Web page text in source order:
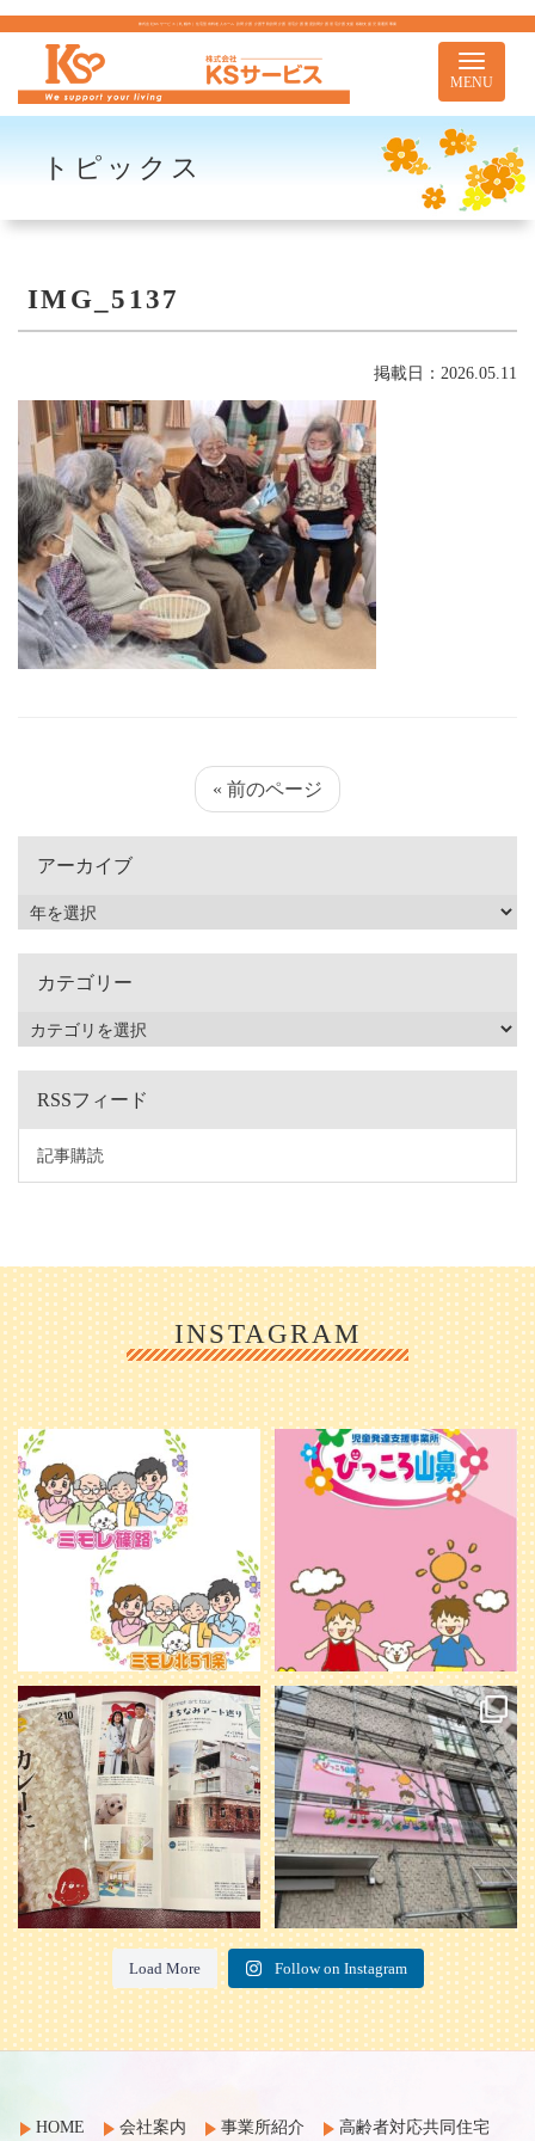
株式会社KSサービス｜札幌市｜住宅型有料老人ホーム 訪問介護 介護予防訪問介護 居宅介護 重度訪問介護 居宅介護支援 移動支援 児童通所事業
Toggle
MENU
トピックス
IMG_5137
掲載日：2026.05.11
« 前のページ
アーカイブ
カテゴリー
RSSフィード
記事購読
INSTAGRAM
利用者様やご家族の皆さまに、親し
みや温かさが伝わるようなデザイン
を目指し、ミモレのイラストを新し
く作...
20 0
＼ 2026年6月1日 OPEN ／
...
25 0
本日発売のオトンvol.210号に掲載さ
れました！...
28 1
『ぴっころ山鼻』オープンに向けて
準備が着々と進んでいます。
皆さんお楽しみに〜
...
26 0
Load More Follow on Instagram
HOME 会社案内 事業所紹介 高齢者対応共同住宅